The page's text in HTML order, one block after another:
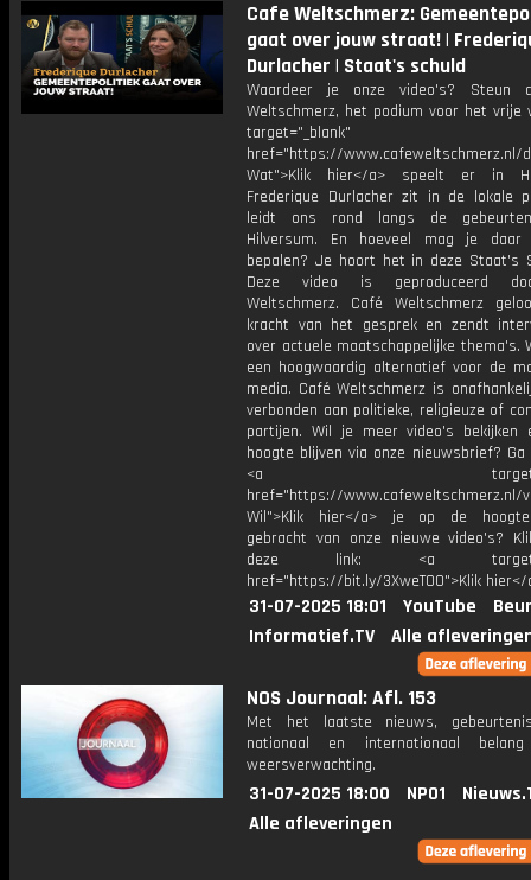
Cafe Weltschmerz:
gaat over jouw straat! |
Durlacher | Staat's schuld
Waardeer je onze video's? Steun
Weltschmerz, het podium voor het vrije
target="_blank"
href="https://www.cafeweltschmerz.nl/
Wat">Klik hier</a> speelt er in
Frederique Durlacher zit in de lokale
leidt ons rond langs de
Hilversum. En hoeveel mag je
bepalen? Je hoort het in deze Staat's
Deze video is geproduceerd
Weltschmerz. Café Weltschmerz
kracht van het gesprek en zendt
over actuele maatschappelijke thema's.
een hoogwaardig alternatief voor de
media. Café Weltschmerz is
verbonden aan politieke, religieuze of
partijen. Wil je meer video's bekijken
hoogte blijven via onze nieuwsbrief? Ga
<a
href="https://www.cafeweltschmerz.nl/
Wil">Klik hier</a> je op de
gebracht van onze nieuwe video's?
deze link: <a
href="https://bit.ly/3XweTO0">Klik hier</
31-07-2025 18:01 YouTube
Informatief.TV
Alle
NOS Journaal: Afl. 153
Met het laatste nieuws,
nationaal en internationaal
weersverwachting.
31-07-2025 18:00 NPO1
Alle afleveringen